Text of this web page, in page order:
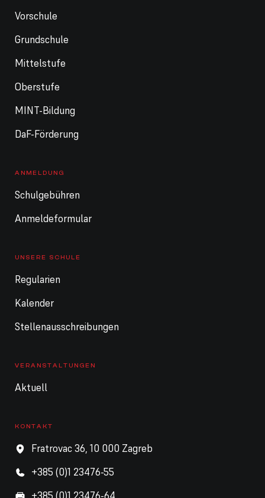
Vorschule
Grundschule
Mittelstufe
Oberstufe
MINT-Bildung
DaF-Förderung
ANMELDUNG
Schulgebühren
Anmeldeformular
UNSERE SCHULE
Regularien
Kalender
Stellenausschreibungen
VERANSTALTUNGEN
Aktuell
KONTAKT
Fratrovac 36, 10 000 Zagreb
+385 (0)1 23476-55